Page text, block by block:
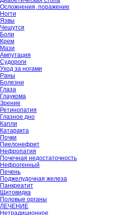
Осложнения, поражение
Ногти
Язвы
Чешутся
Боли
Крем
Мази
Ампутация
Судороги
Уход за ногами
Раны
Болезни
Глаза
Глаукома
Зрение
Ретинопатия
Глазное дно
Капли
Катаракта
Почки
Пиелонефрит
Нефропатия
Почечная недостаточность
Нефрогенный
Печень
Поджелудочная железа
Панкреатит
Щитовидка
Половые органы
ЛЕЧЕНИЕ
Нетрадиционное